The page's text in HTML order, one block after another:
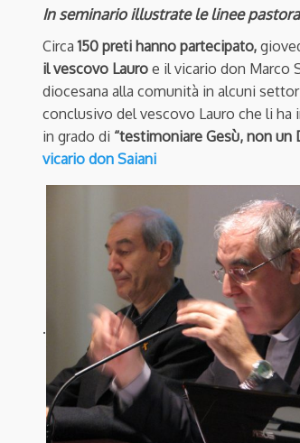
In seminario illustrate le linee
Circa150 preti hanno partecipato,
il vescovo Lauro e il vicario don Marco
diocesana alla comunità in alcuni
conclusivo del vescovo Lauro che li
in grado di “testimoniare Gesù, non un
vicario don Saiani
.